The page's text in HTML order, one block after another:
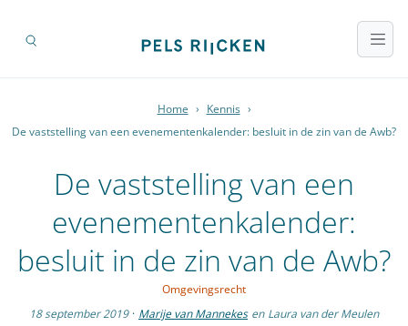
Home › Kennis ›
De vaststelling van een evenementenkalender: besluit in de zin van de Awb?
De vaststelling van een
evenementenkalender:
besluit in de zin van de Awb?
Omgevingsrecht
18 september 2019 · Marije van Mannekes en Laura van der Meulen